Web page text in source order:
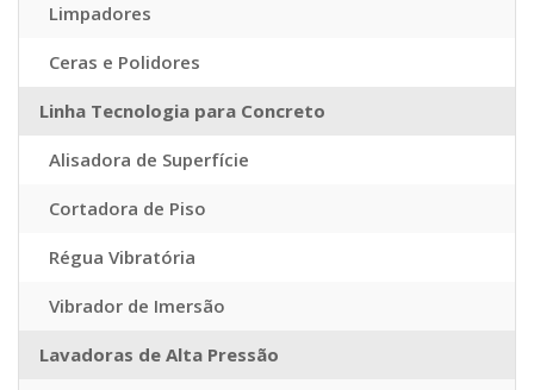
Limpadores
Ceras e Polidores
Linha Tecnologia para Concreto
Alisadora de Superfície
Cortadora de Piso
Régua Vibratória
Vibrador de Imersão
Lavadoras de Alta Pressão